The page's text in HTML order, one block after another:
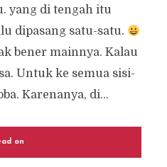
yang di tengah itu
dipasang satu-satu.
bener mainnya. Kalau
Untuk ke semua sisi-
Karenanya, di...
on